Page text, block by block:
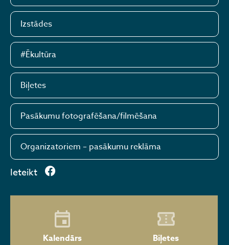
Izstādes
#Ēkultūra
Biļetes
Pasākumu fotografēšana/filmēšana
Organizatoriem – pasākumu reklāma
Ieteikt
Kalendārs Biļetes